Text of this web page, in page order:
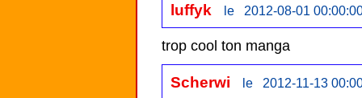
luffyk le 2012-08-01
trop cool ton manga
Scherwi le 2012-11-13